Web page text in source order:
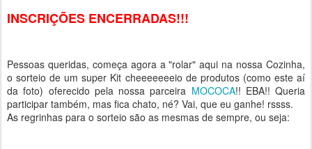
INSCRIÇÕES ENCERRADAS!!!
Pessoas queridas, começa agora a "rolar" aqui na nossa Cozinha,
o sorteio de um super Kit cheeeeeeeio de produtos (como este aí
da foto) oferecido pela nossa parceira MOCOCA!! EBA!! Queria
participar também, mas fica chato, né? Vai, que eu ganhe! rssss.
As regrinhas para o sorteio são as mesmas de sempre, ou seja: